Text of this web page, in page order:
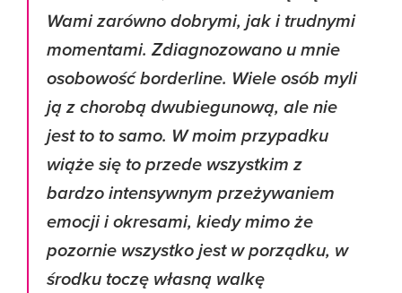
Wami zarówno dobrymi, jak i trudnymi
momentami. Zdiagnozowano u mnie
osobowość borderline. Wiele osób myli
ją z chorobą dwubiegunową, ale nie
jest to to samo. W moim przypadku
wiąże się to przede wszystkim z
bardzo intensywnym przeżywaniem
emocji i okresami, kiedy mimo że
pozornie wszystko jest w porządku, w
środku toczę własną walkę